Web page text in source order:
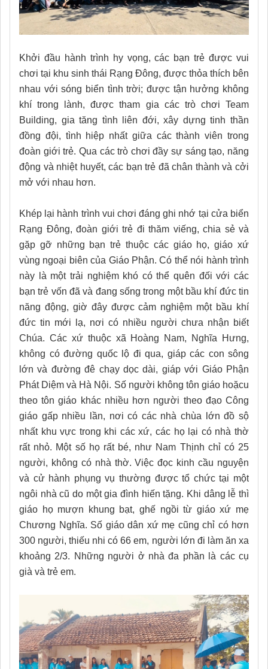
Khởi đầu hành trình hy vọng, các bạn trẻ được vui
chơi tại khu sinh thái Rạng Đông, được thỏa thích bên
nhau với sóng biển tình trời; được tận hưởng không
khí trong lành, được tham gia các trò chơi Team
Building, gia tăng tình liên đới, xây dựng tinh thần
đồng đội, tình hiệp nhất giữa các thành viên trong
đoàn giới trẻ. Qua các trò chơi đầy sự sáng tạo, năng
động và nhiệt huyết, các bạn trẻ đã chân thành và cởi
mở với nhau hơn.
Khép lại hành trình vui chơi đáng ghi nhớ tại cửa biển
Rạng Đông, đoàn giới trẻ đi thăm viếng, chia sẻ và
gặp gỡ những bạn trẻ thuộc các giáo họ, giáo xứ
vùng ngoại biên của Giáo Phận. Có thể nói hành trình
này
là một trải nghiệm khó có thể quên đối với các
bạn trẻ vốn đã và đang sống trong một bầu khí đức tin
năng động, giờ đây được cảm nghiệm một bầu khí
đức tin mới lạ, nơi có nhiều người chưa nhận biết
Chúa. Các xứ thuộc xã Hoàng Nam, Nghĩa Hưng,
không có đường quốc lộ đi qua, giáp các con sông
lớn và đường đê chạy dọc dài, giáp với Giáo Phận
Phát Diệm và Hà Nội. Số người không tôn giáo hoặcu
theo tôn giáo khác nhiều hơn người theo đạo Công
giáo gấp nhiều lần, nơi có các nhà chùa lớn đồ sộ
nhất khu vực trong khi các xứ, các họ lại có nhà thờ
rất nhỏ. Một số họ rất bé, như Nam Thịnh chỉ có 25
người, không có nhà thờ. Việc đọc kinh cầu nguyện
và cử hành phụng vụ thường được tổ chức tại một
ngôi nhà cũ do một gia đình hiến tặng. Khi dâng lễ thì
giáo họ mượn khung bạt, ghế ngồi từ giáo xứ mẹ
Chương Nghĩa. Số giáo dân xứ mẹ cũng chỉ có hơn
300 người, thiếu nhi có 66 em, người lớn đi làm ăn xa
khoảng 2/3. Những người ở nhà đa phần là các cụ
già và trẻ em.